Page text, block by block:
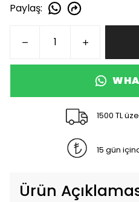
Paylaş:
1500 TL
15 gün
Ürün